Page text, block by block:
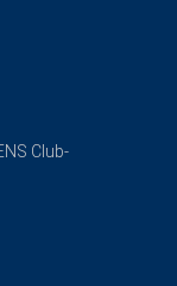
Club-